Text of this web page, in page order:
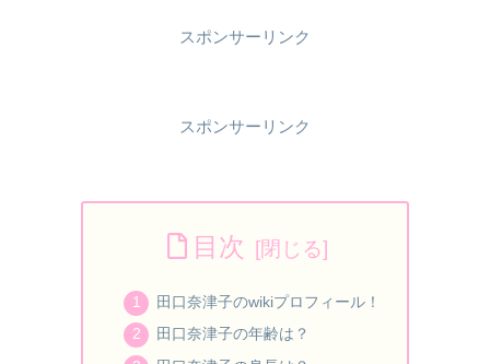
スポンサーリンク
スポンサーリンク
目次
田口奈津子のwikiプロフィール！
田口奈津子の年齢は？